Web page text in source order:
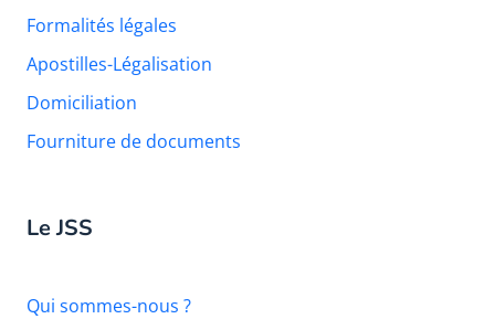
Formalités légales
Apostilles-Légalisation
Domiciliation
Fourniture de documents
Le JSS
Qui sommes-nous ?